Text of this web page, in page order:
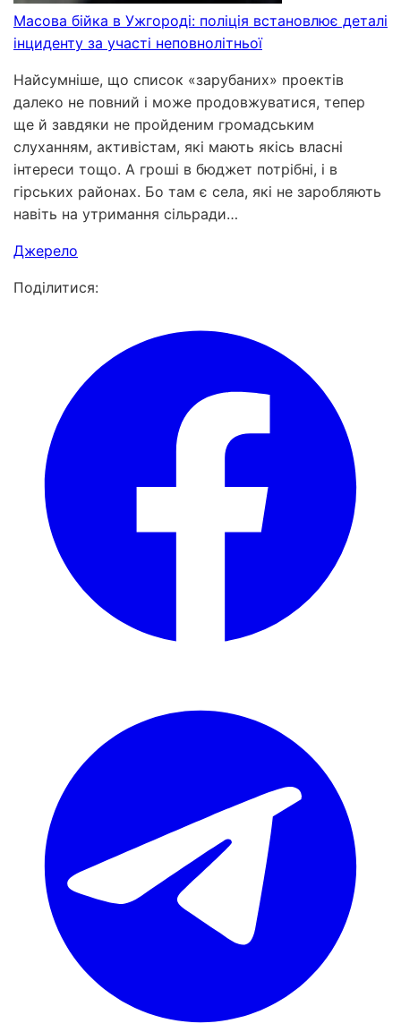
Масова бійка в Ужгороді: поліція встановлює деталі
інциденту за участі неповнолітньої
Найсумніше, що список «зарубаних» проектів
далеко не повний і може продовжуватися, тепер
ще й завдяки не пройденим громадським
слуханням, активістам, які мають якісь власні
інтереси тощо. А гроші в бюджет потрібні, і в
гірських районах. Бо там є села, які не заробляють
навіть на утримання сільради…
Джерело
Поділитися: